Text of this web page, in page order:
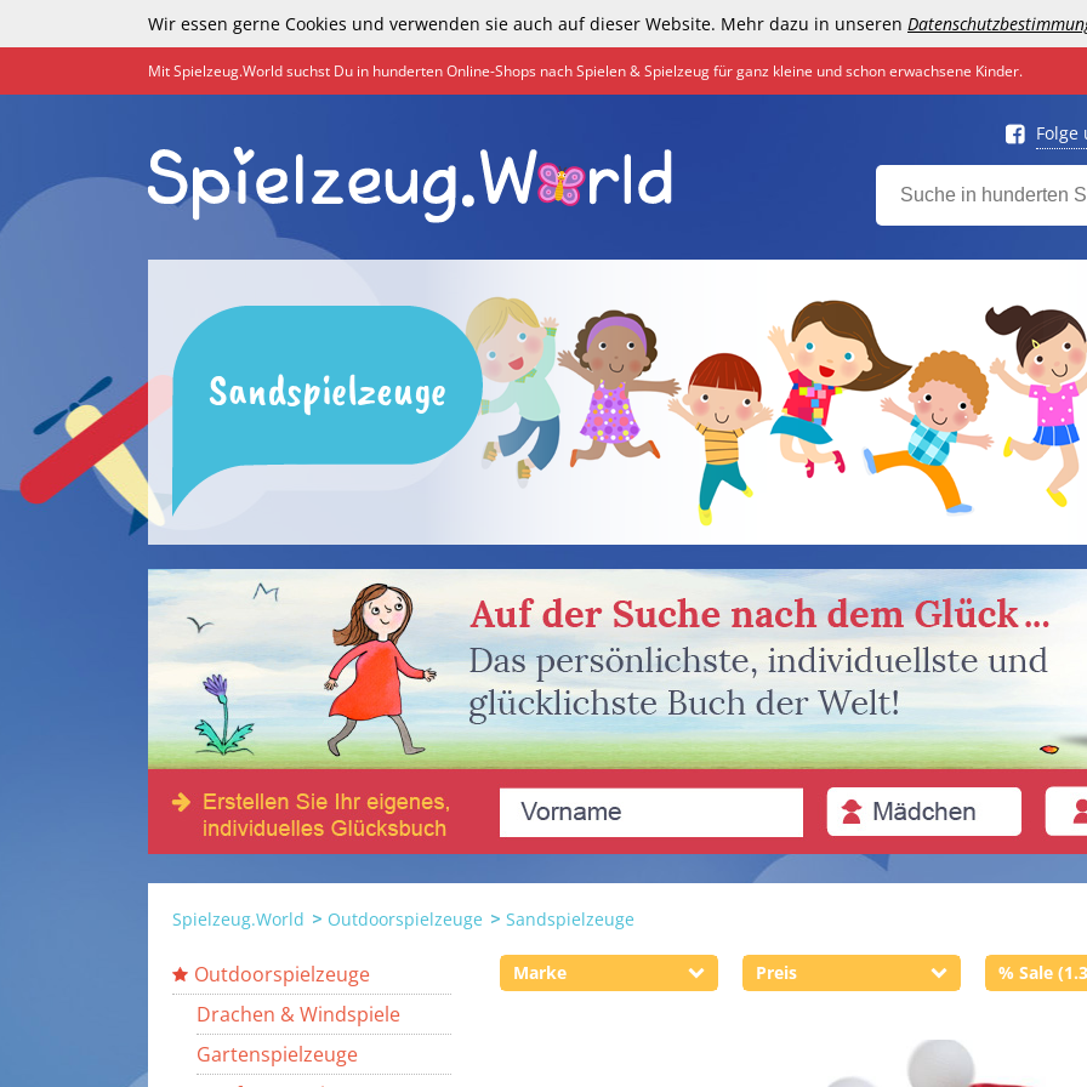
Wir essen gerne Cookies und verwenden sie auch auf dieser Website. Mehr dazu in unseren
Mit Spielzeug.World suchst Du in hunderten Online-Shops nach Spielen & Spielzeug für ganz kleine und schon erwachsene Kinder.
Folge
Sandspielzeuge
Spielzeug.World Outdoorspielzeuge Sandspielzeuge
Outdoorspielzeuge
Drachen & Windspiele
Gartenspielzeuge
Marke Preis % Sale